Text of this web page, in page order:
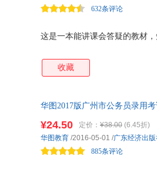
这是一本能讲课会答疑的教材
632条评论
收藏
华图2017版广州市公务员录用
¥24.50 定价： ¥38.00 (6.45折)
885条评论
华图教育 /2016-05-01 /广东经济出